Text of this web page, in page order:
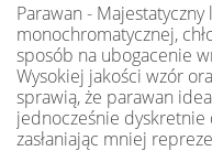
Parawan -
monochromatycznej,
sposób na ubogacenie
Wysokiej jakości wzór
sprawią, że parawan
jednocześnie dyskretnie
zasłaniając mniej